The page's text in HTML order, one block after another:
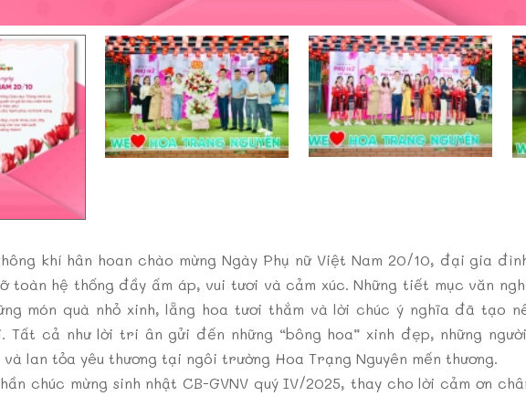
khí hân hoan chào mừng Ngày Phụ nữ Việt Nam 20/10, đại gia
toàn hệ thống đầy ấm áp, vui tươi và cảm xúc. Những tiết mục văn
món quà nhỏ xinh, lẵng hoa tươi thắm và lời chúc ý nghĩa đã tạo
Tất cả như lời tri ân gửi đến những “bông hoa” xinh đẹp, những
và lan tỏa yêu thương tại ngôi trường Hoa Trạng Nguyên mến thương.
chúc mừng sinh nhật CB-GVNV quý IV/2025, thay cho lời cảm ơn